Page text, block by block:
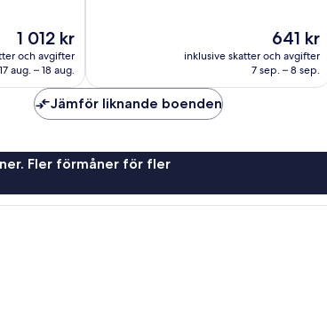
Priset
är
1 012 kr
1 012 kr
och avgifter
17 aug. – 18 aug.
Priset
är
641 kr
641 kr
inklusive skatter och avgifter
7 sep. – 8 sep.
Jämför liknande boenden
Fler förmåner för fler